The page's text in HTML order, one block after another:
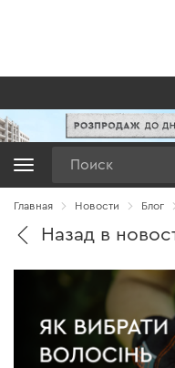
Главная Новости Блог
Назад в